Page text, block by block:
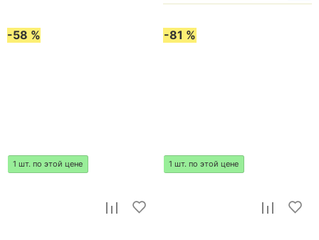
-58 %
1 шт. по этой цене
-81 %
1 шт. по этой цене